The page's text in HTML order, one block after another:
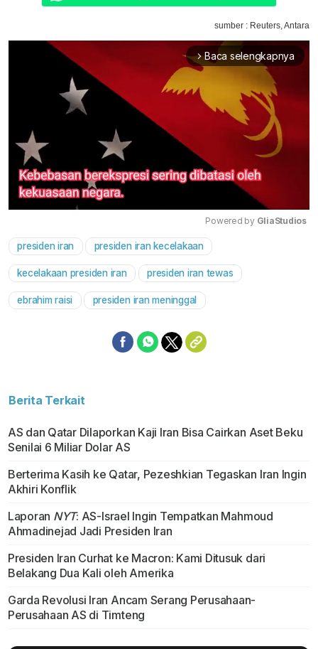
sumber : Reuters, Antara
arrow_forward_ios Baca selengkapnya
Powered by GliaStudios
presiden iran presiden iran kecelakaan
kecelakaan presiden iran presiden iran tewas
ebrahim raisi presiden iran meninggal
Berita Terkait
AS dan Qatar Dilaporkan Kaji Iran Bisa Cairkan Aset Beku
Senilai 6 Miliar Dolar AS
Berterima Kasih ke Qatar, Pezeshkian Tegaskan Iran Ingin
Akhiri Konflik
Laporan NYT: AS-Israel Ingin Tempatkan Mahmoud
Ahmadinejad Jadi Presiden Iran
Presiden Iran Curhat ke Macron: Kami Ditusuk dari
Belakang Dua Kali oleh Amerika
Garda Revolusi Iran Ancam Serang Perusahaan-
Perusahaan AS di Timteng